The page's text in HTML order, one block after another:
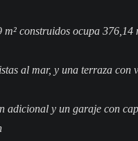
m² construidos ocupa
al mar, y una terraza
adicional y un garaje con